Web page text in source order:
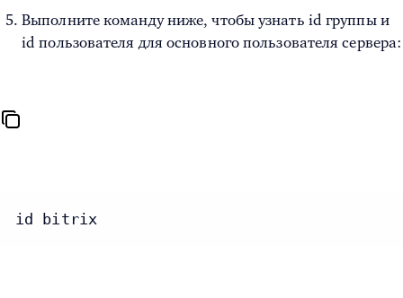
Выполните команду ниже, чтобы узнать id группы и
id пользователя для основного пользователя сервера:
id bitrix